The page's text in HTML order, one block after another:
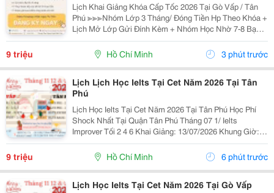
Lịch Khai Giảng Khóa Cấp Tốc 2026 Tại Gò Vấp / Tân
Phú ≫≫≫Nhóm Lớp 3 Tháng/ Đóng Tiền Hp Theo Khóa +
Lịch Mở Lớp Gửi Đính Kèm + Nhóm Học Nhờ 7-8 Bạn/
Lớp + Giáo Trình Ielts Có Band Điểm Lộ Trình, Sách
Nước Ngoài Bám Sát + Chia Đều 4 Kỹ...
9 triệu Hồ Chí Minh 3 phút trước
Lịch Lịch Học Ielts Tại Cet Năm 2026 Tại Tân
Phú
Lịch Học Ielts Tại Cet Năm 2026 Tại Tân Phú Học Phí
Shock Nhất Tại Quận Tân Phú Tháng 07 1/ Ielts
Improver Tối 2 4 6 Khai Giảng: 13/07/2026 Khung Giờ:
18:00 Đến 21:00 Học Phí Ưu Đãi 5% Khi Đăng Ký 2/ Ielts
Basic Tối 3 5 7 Khai...
9 triệu Hồ Chí Minh 6 phút trước
Lịch Học Ielts Tại Cet Năm 2026 Tại Gò Vấp